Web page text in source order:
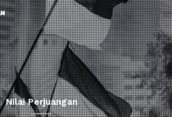
Nilai Perjuangan